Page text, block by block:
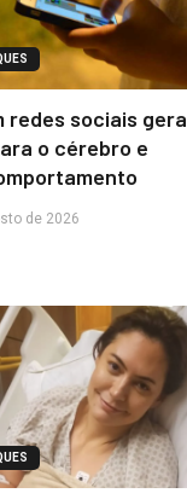
redes sociais gera
o cérebro e
de 2026